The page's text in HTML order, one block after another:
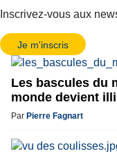
Inscrivez-vous aux
Je m'inscris
Les bascules du
monde devient
Par Pierre Fagnart